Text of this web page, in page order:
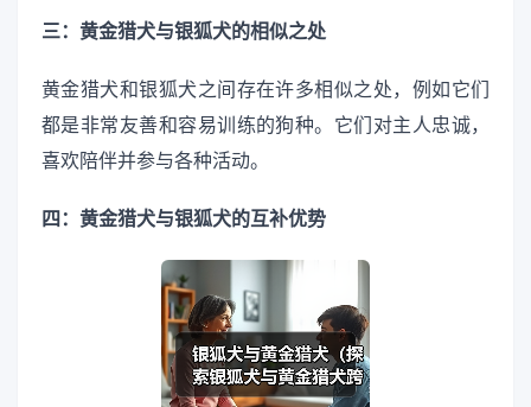
三：黄金猎犬与银狐犬的相似之处
黄金猎犬和银狐犬之间存在许多相似之处，例如它们
都是非常友善和容易训练的狗种。它们对主人忠诚，
喜欢陪伴并参与各种活动。
四：黄金猎犬与银狐犬的互补优势